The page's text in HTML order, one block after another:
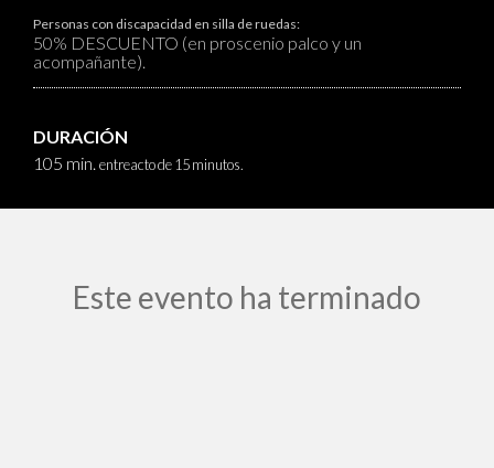
Personas con discapacidad en silla de ruedas:
50% DESCUENTO (en proscenio palco y un
acompañante).
DURACIÓN
105 min. entreacto de 15 minutos.
Este evento ha terminado